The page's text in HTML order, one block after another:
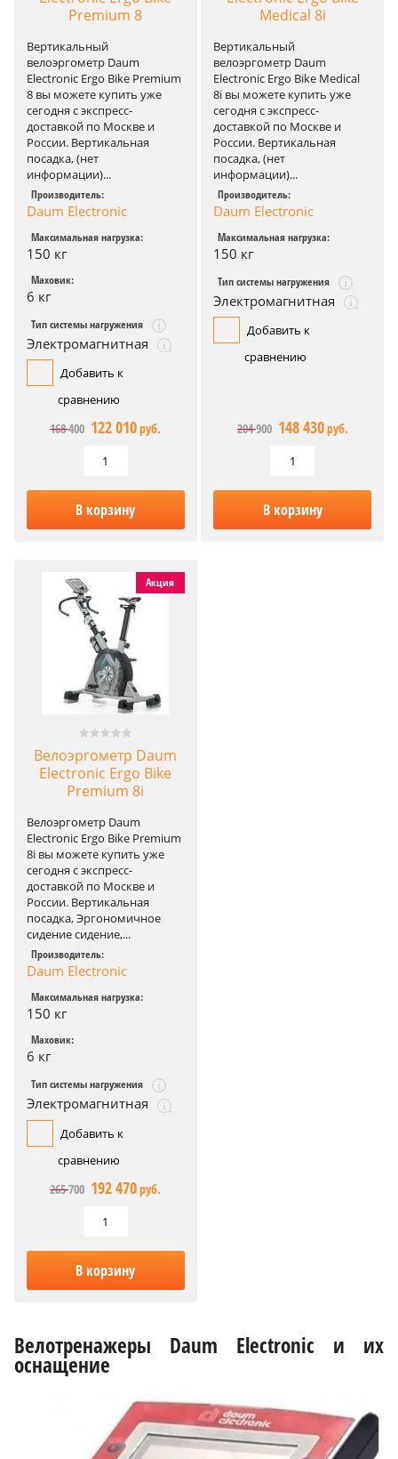
Premium 8
Вертикальный
велоэргометр Daum
Electronic Ergo Bike Premium
8 вы можете купить уже
сегодня с экспресс-
доставкой по Москве и
России. Вертикальная
посадка, (нет
информации)...
Производитель:
Daum Electronic
Максимальная нагрузка:
150 кг
Маховик:
6 кг
Тип системы нагружения
Электромагнитная
Добавить к
сравнению
168 400 122 010руб.
В корзину
Medical 8i
Вертикальный
велоэргометр Daum
Electronic Ergo Bike Medical
8i вы можете купить уже
сегодня с экспресс-
доставкой по Москве и
России. Вертикальная
посадка, (нет
информации)...
Производитель:
Daum Electronic
Максимальная нагрузка:
150 кг
Тип системы нагружения
Электромагнитная
Добавить к
сравнению
204 900 148 430руб.
В корзину
Акция
Велоэргометр Daum
Electronic Ergo Bike
Premium 8i
Велоэргометр Daum
Electronic Ergo Bike Premium
8i вы можете купить уже
сегодня с экспресс-
доставкой по Москве и
России. Вертикальная
посадка, Эргономичное
сидение сидение,...
Производитель:
Daum Electronic
Максимальная нагрузка:
150 кг
Маховик:
6 кг
Тип системы нагружения
Электромагнитная
Добавить к
сравнению
265 700 192 470руб.
В корзину
Велотренажеры Daum Electronic и их
оснащение